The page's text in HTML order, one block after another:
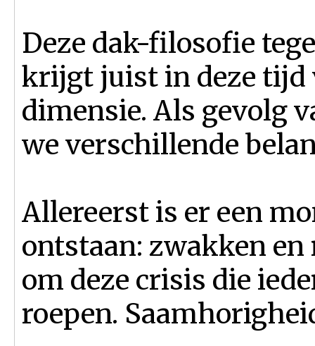
Deze dak-filosofie
krijgt juist in deze tijd
dimensie. Als gevolg
we verschillende
Allereerst is er een
ontstaan: zwakken
om deze crisis die
roepen.